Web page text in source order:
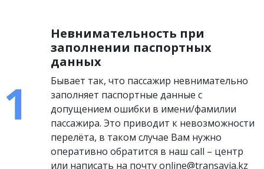
Невнимательность при
заполнении паспортных
данных
Бывает так, что пассажир невнимательно
заполняет паспортные данные с
допущением ошибки в имени/фамилии
пассажира. Это приводит к невозможности
перелёта, в таком случае Вам нужно
оперативно обратится в наш call – центр
или написать на почту online@transavia.kz